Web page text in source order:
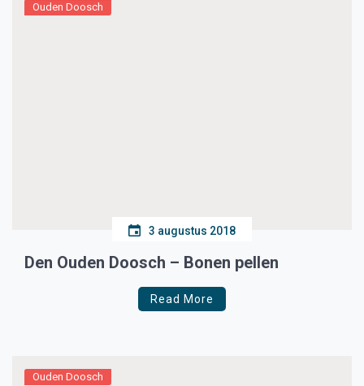
Ouden Doosch
3 augustus 2018
Den Ouden Doosch – Bonen pellen
Read More
Ouden Doosch